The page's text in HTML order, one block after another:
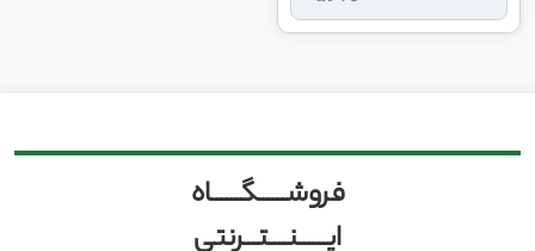
فروشــــــگــــــاه
ایــــــنــــتـــرنتی